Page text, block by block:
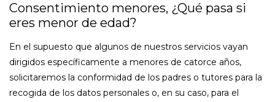
Consentimiento menores, ¿Qué pasa si
eres menor de edad?
En el supuesto que algunos de nuestros servicios vayan
dirigidos específicamente a menores de catorce años,
solicitaremos la conformidad de los padres o tutores para la
recogida de los datos personales o, en su caso, para el